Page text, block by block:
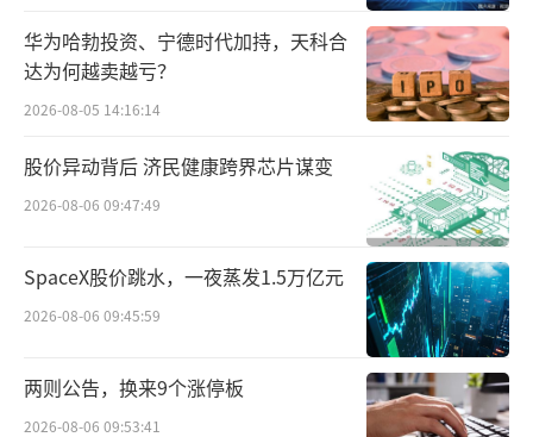
FCCSP载板作为第二大核心产品，营收保
持稳步增长态势。2023年至2025年，FCCSP载
板分别实现营收8.35亿元、11.79亿元、12.2亿
元，营收占比从31.29%提升至35.55%，成为
值得注意的是，CSP载板的表现则不容乐
观。2025年，CSP载板业务录得3838.6万元的
亏损，毛利率转为负数。公司将亏损归因于主
要原材料之一金盐价格的大幅上涨。
华为哈勃投资、宁德时代加持，天科合
达为何越卖越亏？
2026-08-05 14:16:14
股价异动背后 济民健康跨界芯片谋变
2026-08-06 09:47:49
SpaceX股价跳水，一夜蒸发1.5万亿元
2026-08-06 09:45:59
两则公告，换来9个涨停板
2026-08-06 09:53:41